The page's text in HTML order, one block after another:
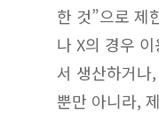
한 것”으로 제
나 X의 경우
서 생산하거나
뿐만 아니라,